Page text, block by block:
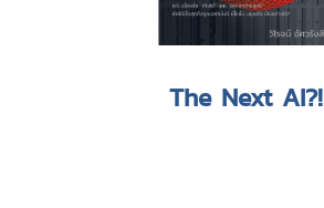
The Next AI?!